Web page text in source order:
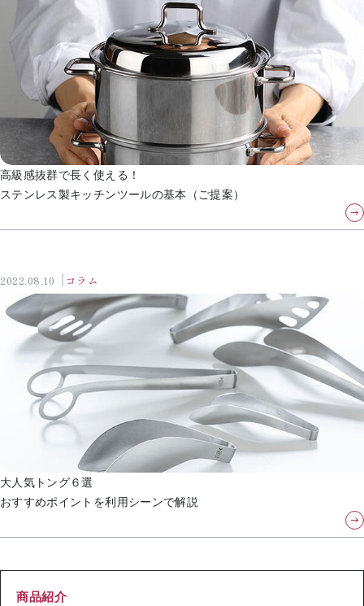
高級感抜群で長く使える！
ステンレス製キッチンツールの基本（ご提案）
2022.08.10 コラム
大人気トング６選
おすすめポイントを利用シーンで解説
商品紹介